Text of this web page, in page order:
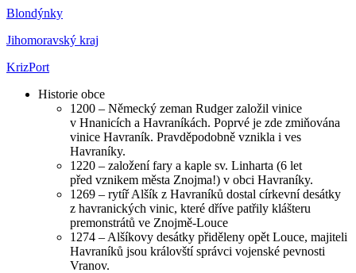
Blondýnky
Jihomoravský kraj
KrizPort
Historie obce
1200 – Německý zeman Rudger založil vinice
v Hnanicích a Havraníkách. Poprvé je zde zmiňována
vinice Havraník. Pravděpodobně vznikla i ves
Havraníky.
1220 – založení fary a kaple sv. Linharta (6 let
před vznikem města Znojma!) v obci Havraníky.
1269 – rytíř Alšík z Havraníků dostal církevní desátky
z havranických vinic, které dříve patřily klášteru
premonstrátů ve Znojmě-Louce
1274 – Alšíkovy desátky přiděleny opět Louce, majiteli
Havraníků jsou královští správci vojenské pevnosti
Vranov.